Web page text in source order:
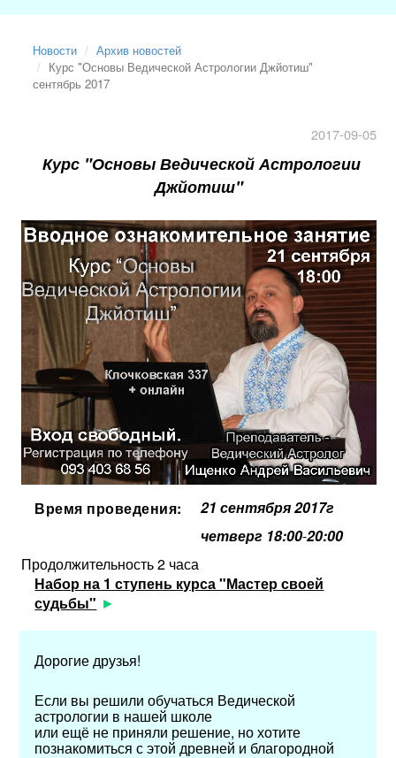
Новости
Архив новостей
Курс "Основы Ведической Астрологии Джйотиш"
сентябрь 2017
2017-09-05
Курс "Основы Ведической Астрологии
Джйотиш"
Время проведения:
21 сентября 2017г
четверг 18:00-20:00
Продолжительность 2 часа
Набор на 1 ступень курса "Мастер своей
судьбы"
Дорогие друзья!
Если вы решили обучаться Ведической
астрологии в нашей школе
или ещё не приняли решение, но хотите
познакомиться с этой древней и благородной